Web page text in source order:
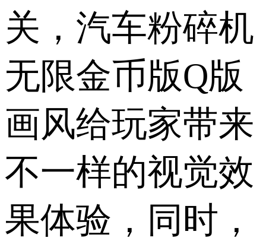
关，汽车粉碎机
无限金币版Q版
画风给玩家带来
不一样的视觉效
果体验，同时，